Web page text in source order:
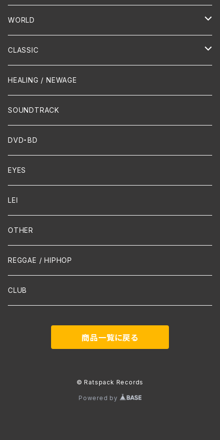
PUNK/HARDCORE
Hip-Hop/Dancehall Reggae
HR/HM
Vocal
Piano
Crossover / Fusion
Dixie / New Orleans
FUNK
WORLD
HAWAIIAN
Chanson
CLASSIC
Piano
Flute
Violin
Cello
Guitar / Ukulele
Mandolin
声楽
吹奏楽
Contemporary / Avangarde
HEALING / NEWAGE
SOUNDTRACK
DVD・BD
EYES
LEI
OTHER
REGGAE / HIPHOP
CLUB
商品一覧に戻る
© Ratspack Records
Powered by